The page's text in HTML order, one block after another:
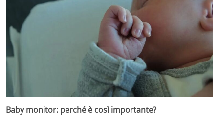
Baby monitor: perché è così importante?